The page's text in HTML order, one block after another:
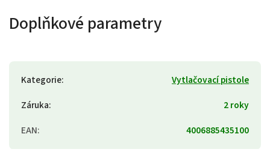
Doplňkové parametry
Kategorie:
Vytlačovací pistole
Záruka:
2 roky
EAN: 4006885435100